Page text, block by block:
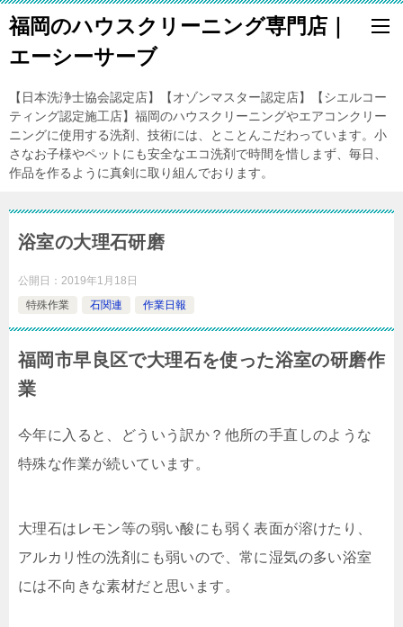
福岡のハウスクリーニング専門店｜
エーシーサーブ
【日本洗浄士協会認定店】【オゾンマスター認定店】【シエルコー
ティング認定施工店】福岡のハウスクリーニングやエアコンクリー
ニングに使用する洗剤、技術には、とことんこだわっています。小
さなお子様やペットにも安全なエコ洗剤で時間を惜しまず、毎日、
作品を作るように真剣に取り組んでおります。
浴室の大理石研磨
公開日： 2019年1月18日
特殊作業
石関連 作業日報
福岡市早良区で大理石を使った浴室の研磨作
業
今年に入ると、どういう訳か？他所の手直しのような
特殊な作業が続いています。
大理石はレモン等の弱い酸にも弱く表面が溶けたり、
アルカリ性の洗剤にも弱いので、常に湿気の多い浴室
には不向きな素材だと思います。